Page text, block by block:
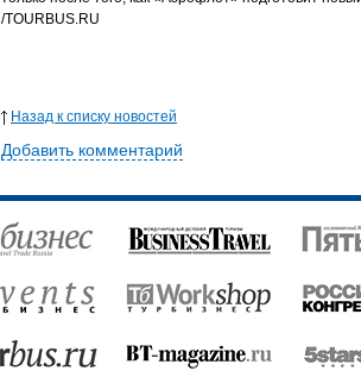
/TOURBUS.RU
Назад к списку новостей
Добавить комментарий